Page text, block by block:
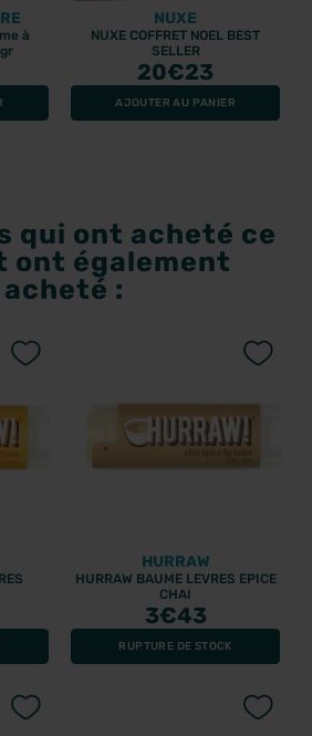
NUXE
NUXE COFFRET NOEL BEST
SELLER
20€23
AJOUTER AU PANIER
qui ont acheté ce
ont également
acheté :
HURRAW
HURRAW BAUME LEVRES EPICE
CHAI
3€43
RUPTURE DE STOCK